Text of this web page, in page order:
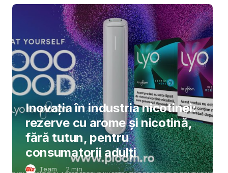
Inovația în industria nicotinei:
rezerve cu arome și nicotină,
fără tutun, pentru
consumatorii adulți
Team 2 min